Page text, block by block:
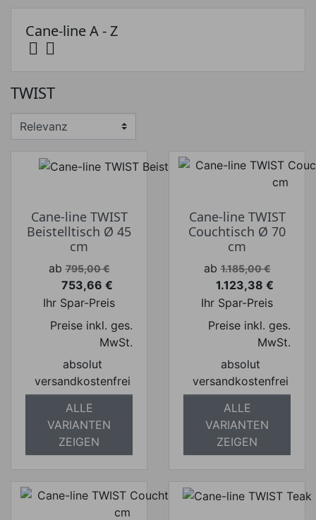
Preis von
Cane-line A - Z
 
TWIST
Cane-line TWIST
Beistelltisch Ø 45
cm
Verkaufspreis
ab 795,00 €
Preis
753,66 €
Ihr Spar-Preis
Preise inkl. ges.
MwSt.
absolut
versandkostenfrei
ALLE
VARIANTEN
ZEIGEN
Cane-line TWIST
Couchtisch Ø 70
cm
Verkaufspreis
ab 1.185,00 €
Preis
1.123,38 €
Ihr Spar-Preis
Preise inkl. ges.
MwSt.
absolut
versandkostenfrei
ALLE
VARIANTEN
ZEIGEN